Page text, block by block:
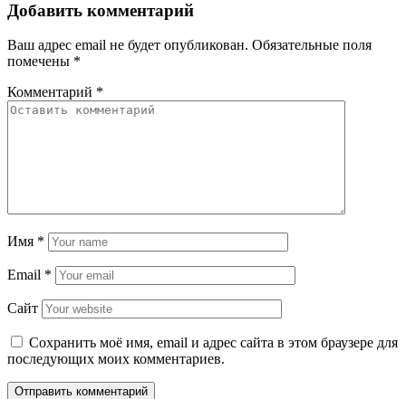
Добавить комментарий
Ваш адрес email не будет опубликован. Обязательные поля
помечены *
Комментарий *
Имя *
Email *
Сайт
Сохранить моё имя, email и адрес сайта в этом браузере для
последующих моих комментариев.